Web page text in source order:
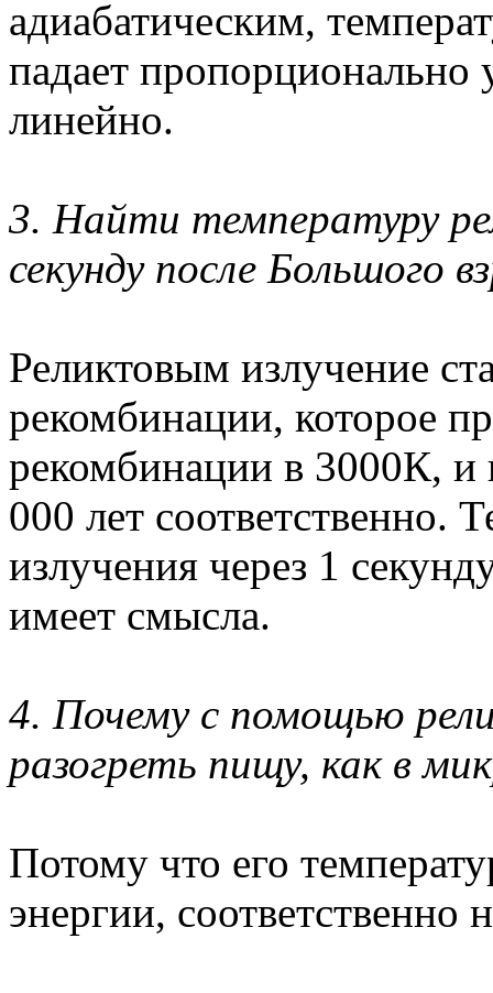
адиабатическим,
падает пропорционально
линейно.
3. Найти температуру
секунду после Большого
Реликтовым излучение
рекомбинации, которое
рекомбинации в 3000К, и
000 лет соответственно.
излучения через 1
имеет смысла.
4. Почему с помощью
разогреть пищу, как в
Потому что его
энергии, соответственно